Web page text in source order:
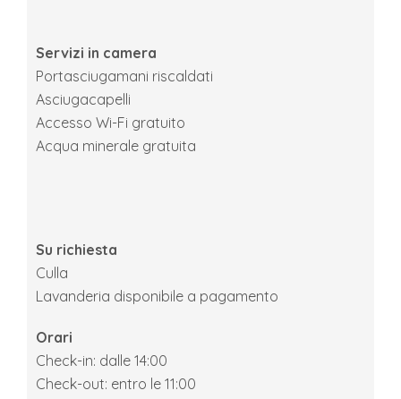
Servizi in camera
Portasciugamani riscaldati
Asciugacapelli
Accesso Wi-Fi gratuito
Acqua minerale gratuita
Su richiesta
Culla
Lavanderia disponibile a pagamento
Orari
Check-in: dalle 14:00
Check-out: entro le 11:00